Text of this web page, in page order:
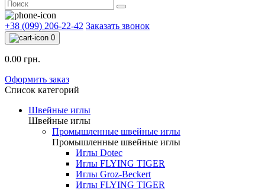
+38 (099) 206-22-42 Заказать звонок
0
0.00 грн.
Оформить заказ
Список категорий
Швейные иглы
Швейные иглы
Промышленные швейные иглы
Промышленные швейные иглы
Иглы Dotec
Иглы FLYING TIGER
Иглы Groz-Beckert
Иглы FLYING TIGER